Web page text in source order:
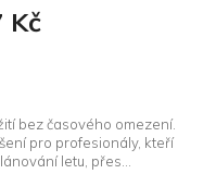
Kč
bez časového omezení.
pro profesionály, kteří
letu, přes...